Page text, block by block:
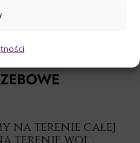
na terenie całej